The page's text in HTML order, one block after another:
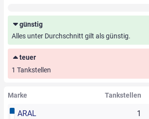
günstig
Alles unter Durchschnitt gilt als günstig.
teuer
1 Tankstellen
Marke Tankstellen
ARAL 1